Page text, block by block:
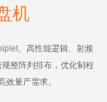
机
、高性能逻辑、射频
整阵列排布，优化制程
量产需求。